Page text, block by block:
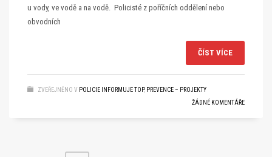
u vody, ve vodě a na vodě. Policisté z poříčních oddělení nebo
obvodních
ČÍST VÍCE
ZVEŘEJNĚNO V POLICIE INFORMUJE TOP, PREVENCE – PROJEKTY
ŽÁDNÉ KOMENTÁŘE